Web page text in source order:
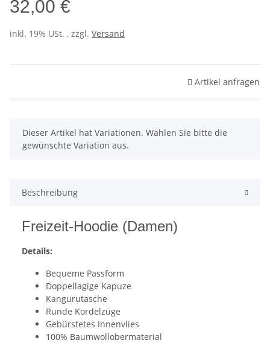
32,00 €
inkl. 19% USt. , zzgl. Versand
Artikel anfragen
x
Dieser Artikel hat Variationen. Wählen Sie bitte die
gewünschte Variation aus.
Beschreibung
Freizeit-Hoodie (Damen)
Details:
Bequeme Passform
Doppellagige Kapuze
Kangurutasche
Runde Kordelzüge
Gebürstetes Innenvlies
100% Baumwollobermaterial